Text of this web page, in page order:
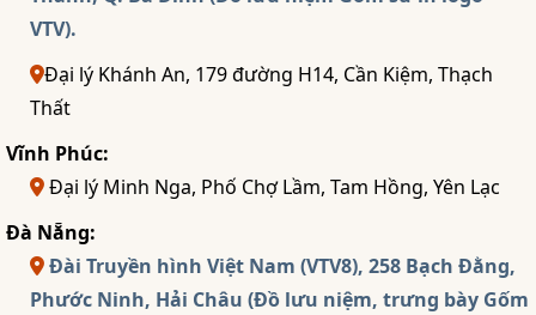
VTV).
Đại lý Khánh An, 179 đường H14, Cần Kiệm, Thạch
Thất
Vĩnh Phúc:
Đại lý Minh Nga, Phố Chợ Lầm, Tam Hồng, Yên Lạc
Đà Nẵng:
Đài Truyền hình Việt Nam (VTV8), 258 Bạch Đằng,
Phước Ninh, Hải Châu (Đồ lưu niệm, trưng bày Gốm